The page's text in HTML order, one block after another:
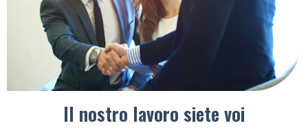
Il nostro lavoro siete voi